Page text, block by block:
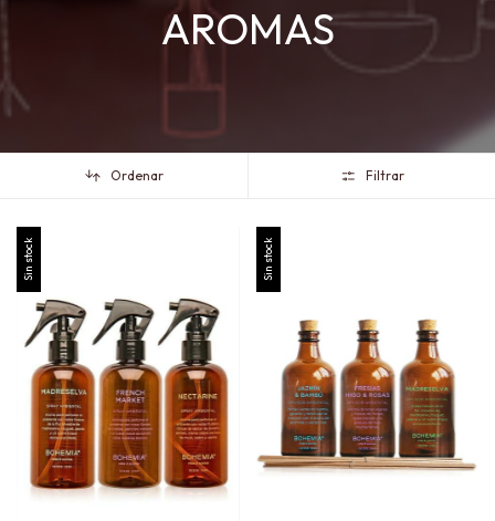
AROMAS
Ordenar Filtrar
Sin stock Sin stock